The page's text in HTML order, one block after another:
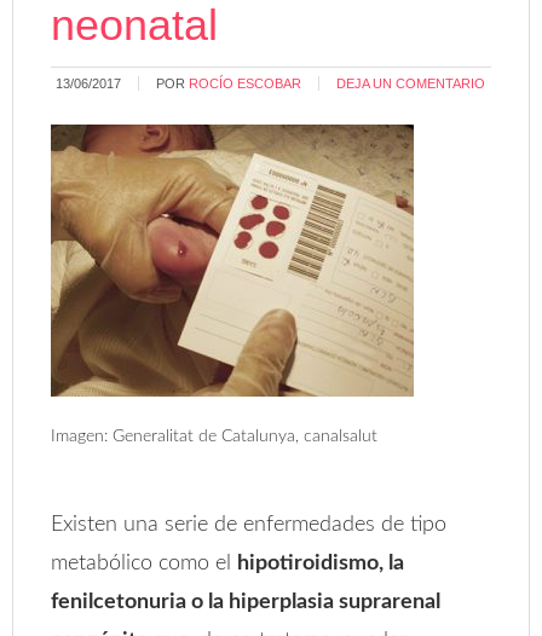
neonatal
13/06/2017 POR ROCÍO ESCOBAR DEJA UN COMENTARIO
Imagen: Generalitat de Catalunya, canalsalut
Existen una serie de enfermedades de tipo
metabólico como el
hipotiroidismo, la
fenilcetonuria o la hiperplasia suprarenal